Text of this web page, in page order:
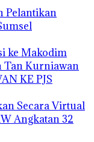
Pelantikan
ke Makodim
Tan Kurniawan
KE PJS
Secara Virtual
Angkatan 32